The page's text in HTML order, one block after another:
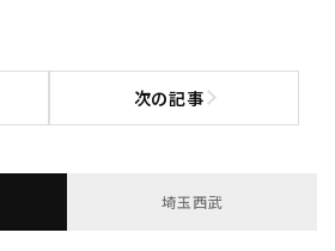
次の記事次の記事へ
埼玉西武